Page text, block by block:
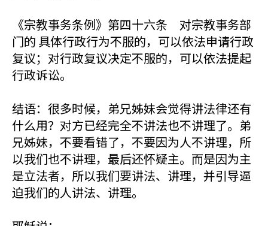
《宗教事务条例》第四十六条 对宗教事务部
门的 具体行政行为不服的，可以依法申请行政
复议；对行政复议决定不服的，可以依法提起
行政诉讼。
结语：很多时候，弟兄姊妹会觉得讲法律还有
什么用？对方已经完全不讲法也不讲理了。弟
兄姊妹，不要看错了，不要因为人不讲理，所
以我们也不讲理，最后还怀疑主。而是因为主
是立法者，所以我们要讲法、讲理，并引导逼
迫我们的人讲法、讲理。